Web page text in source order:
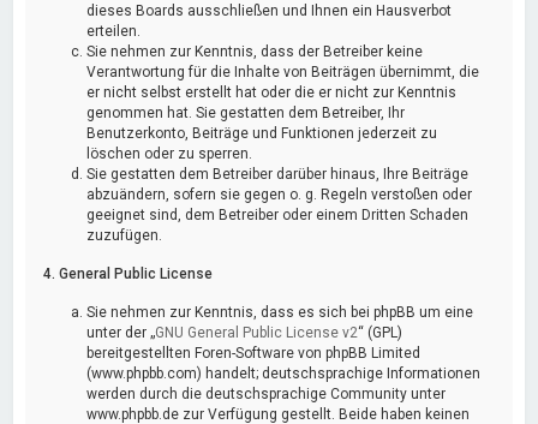
dieses Boards ausschließen und Ihnen ein Hausverbot
erteilen.
Sie nehmen zur Kenntnis, dass der Betreiber keine
Verantwortung für die Inhalte von Beiträgen übernimmt, die
er nicht selbst erstellt hat oder die er nicht zur Kenntnis
genommen hat. Sie gestatten dem Betreiber, Ihr
Benutzerkonto, Beiträge und Funktionen jederzeit zu
löschen oder zu sperren.
Sie gestatten dem Betreiber darüber hinaus, Ihre Beiträge
abzuändern, sofern sie gegen o. g. Regeln verstoßen oder
geeignet sind, dem Betreiber oder einem Dritten Schaden
zuzufügen.
4. General Public License
Sie nehmen zur Kenntnis, dass es sich bei phpBB um eine
unter der „GNU General Public License v2“ (GPL)
bereitgestellten Foren-Software von phpBB Limited
(www.phpbb.com) handelt; deutschsprachige Informationen
werden durch die deutschsprachige Community unter
www.phpbb.de zur Verfügung gestellt. Beide haben keinen